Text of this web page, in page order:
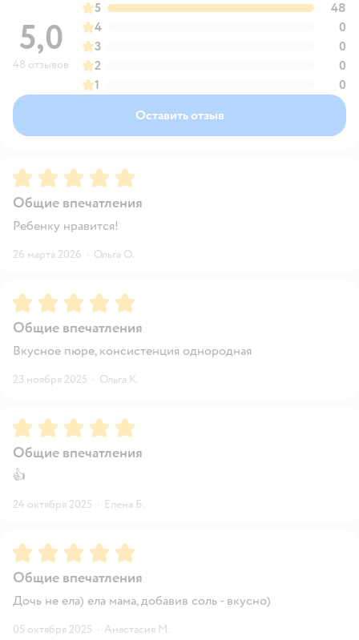
5,0
48 отзывов
5
48
4
0
3
0
2
0
1
0
Оставить отзыв
Рейтинг:5
Общие впечатления
Ребенку нравится!
26 марта 2026 · Ольга О.
Рейтинг:5
Общие впечатления
Вкусное пюре, консистенция однородная
23 ноября 2025 · Ольга К.
Рейтинг:5
Общие впечатления
👍
24 октября 2025 · Елена Б.
Рейтинг:5
Общие впечатления
Дочь не ела) ела мама, добавив соль - вкусно)
05 октября 2025 · Анастасия М.